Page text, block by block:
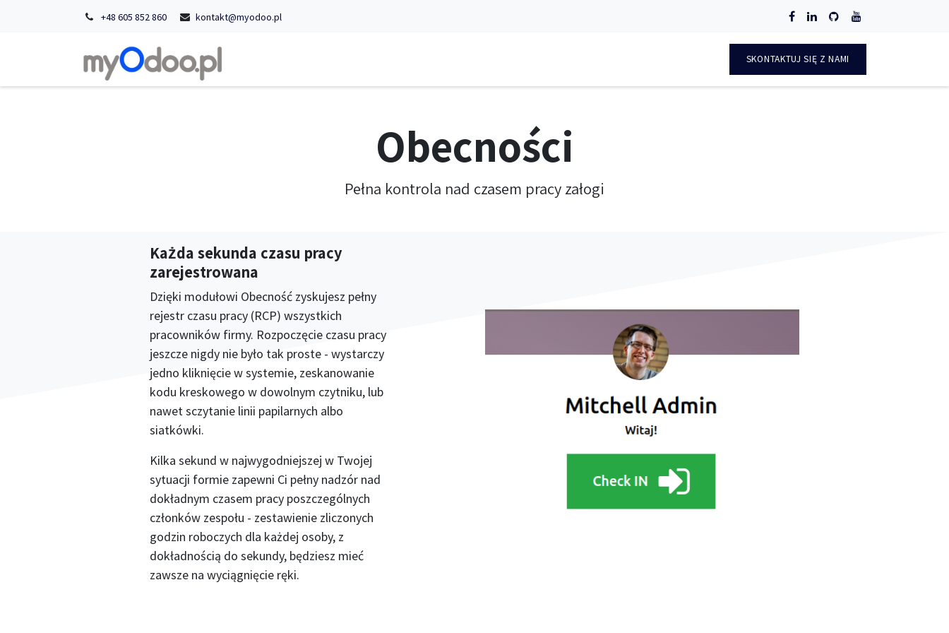
+48 605 852 860 kontakt@myodoo.pl
SKONTAKTUJ SIĘ Z NAMI
Obecności
Pełna kontrola nad czasem pracy załogi
Każda sekunda czasu pracy
zarejestrowana
Dzięki modułowi Obecność zyskujesz pełny
rejestr czasu pracy (RCP) wszystkich
pracowników firmy. Rozpoczęcie czasu pracy
jeszcze nigdy nie było tak proste - wystarczy
jedno kliknięcie w systemie, zeskanowanie
kodu kreskowego w dowolnym czytniku, lub
nawet sczytanie linii papilarnych albo
siatkówki.
Kilka sekund w najwygodniejszej w Twojej
sytuacji formie zapewni Ci pełny nadzór nad
dokładnym czasem pracy poszczególnych
członków zespołu - zestawienie zliczonych
godzin roboczych dla każdej osoby, z
dokładnością do sekundy, będziesz mieć
zawsze na wyciągnięcie ręki.